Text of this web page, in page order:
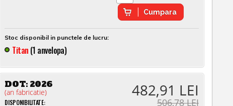
Cumpara
Stoc disponibil in punctele de lucru:
Titan (1 anvelopa)
DOT: 2026
(an fabricatie)
DISPONIBILITATE:
482,91 LEI
506,78 LEI